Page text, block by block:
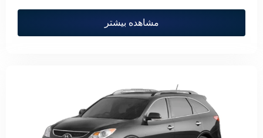
مشاهده بیشتر